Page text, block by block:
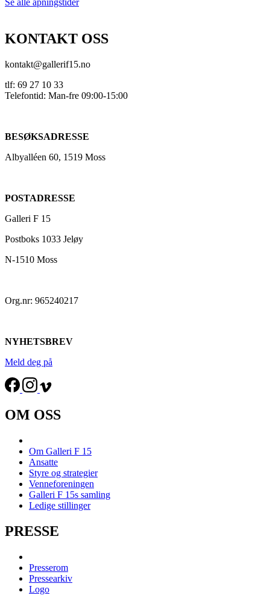
Se alle åpningstider
KONTAKT OSS
kontakt@gallerif15.no
tlf: 69 27 10 33
Telefontid: Man-fre 09:00-15:00
BESØKSADRESSE
Albyalléen 60, 1519 Moss
POSTADRESSE
Galleri F 15
Postboks 1033 Jeløy
N-1510 Moss
Org.nr: 965240217
NYHETSBREV
Meld deg på
OM OSS
Om Galleri F 15
Ansatte
Styre og strategier
Venneforeningen
Galleri F 15s samling
Ledige stillinger
PRESSE
Presserom
Pressearkiv
Logo